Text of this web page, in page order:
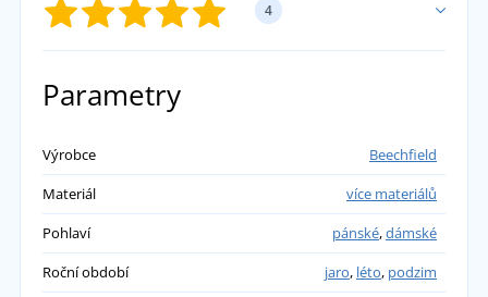
4
Budina Miroslav
Maximální spokojenost.
přidáno 02.05.2023
Parametry
Výrobce
Beechfield
Materiál
více materiálů
Pohlaví
pánské,dámské
Roční období
jaro, léto, podzim